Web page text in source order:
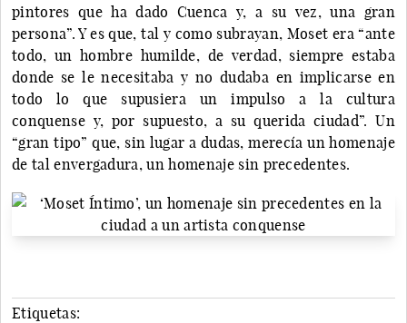
pintores que ha dado Cuenca y, a su vez, una gran
persona”. Y es que, tal y como subrayan, Moset era “ante
todo, un hombre humilde, de verdad, siempre estaba
donde se le necesitaba y no dudaba en implicarse en
todo lo que supusiera un impulso a la cultura
conquense y, por supuesto, a su querida ciudad”. Un
“gran tipo” que, sin lugar a dudas, merecía un homenaje
de tal envergadura, un homenaje sin precedentes.
Etiquetas: